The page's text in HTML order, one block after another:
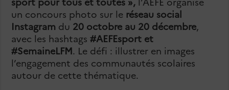
un concours photo sur le réseau social
Instagram du 20 octobre au 20 décembre,
avec les hashtags#AEFEsport et
#SemaineLFM. Le défi : illustrer en images
l’engagement des communautés scolaires
autour de cette thématique.